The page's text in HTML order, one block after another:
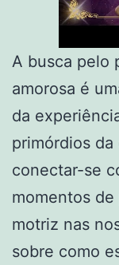
A busca pelo
amorosa é
da
primórdios
conectar-se
momentos
motriz nas
sobre como